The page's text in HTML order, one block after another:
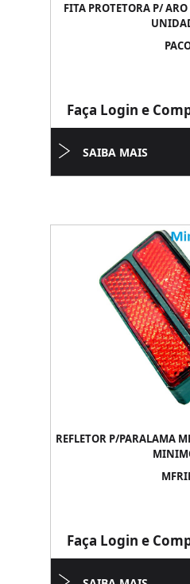
FITA PROTETORA P/
Faça Login e
SAIBA MAIS
REFLETOR P/PARALAMA
Faça Login e